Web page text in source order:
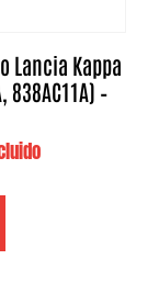
Lancia Kappa
–